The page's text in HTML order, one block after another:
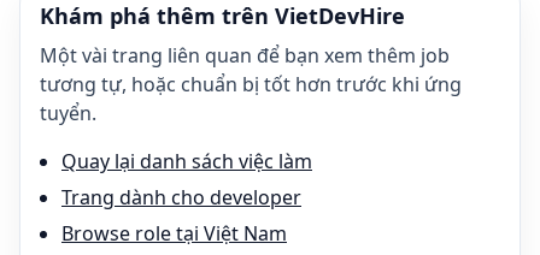
Khám phá thêm trên VietDevHire
Một vài trang liên quan để bạn xem thêm job
tương tự, hoặc chuẩn bị tốt hơn trước khi ứng
tuyển.
Quay lại danh sách việc làm
Trang dành cho developer
Browse role tại Việt Nam